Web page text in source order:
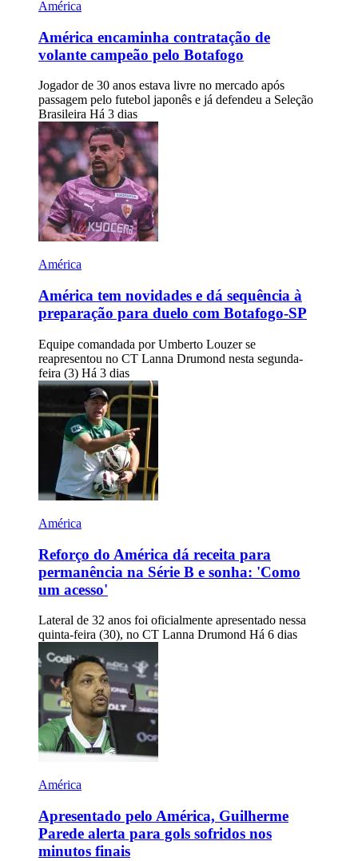
América
América encaminha contratação de
volante campeão pelo Botafogo
Jogador de 30 anos estava livre no mercado após
passagem pelo futebol japonês e já defendeu a Seleção
Brasileira Há 3 dias
América
América tem novidades e dá sequência à
preparação para duelo com Botafogo-SP
Equipe comandada por Umberto Louzer se
reapresentou no CT Lanna Drumond nesta segunda-
feira (3) Há 3 dias
América
Reforço do América dá receita para
permanência na Série B e sonha: 'Como
um acesso'
Lateral de 32 anos foi oficialmente apresentado nessa
quinta-feira (30), no CT Lanna Drumond Há 6 dias
América
Apresentado pelo América, Guilherme
Parede alerta para gols sofridos nos
minutos finais